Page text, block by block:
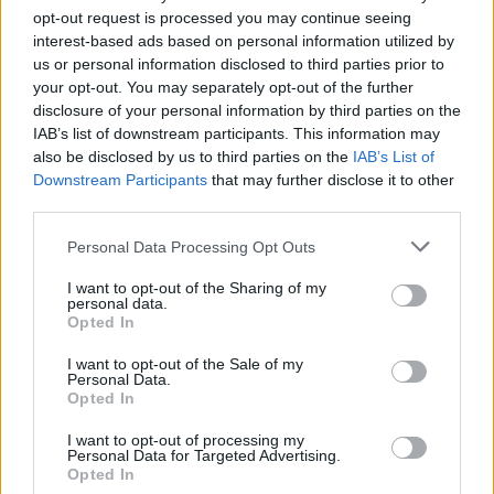
opt-out request is processed you may continue seeing
interest-based ads based on personal information utilized by
us or personal information disclosed to third parties prior to
your opt-out. You may separately opt-out of the further
disclosure of your personal information by third parties on the
IAB’s list of downstream participants. This information may
also be disclosed by us to third parties on the IAB’s List of
Downstream Participants that may further disclose it to other
Personal Data Processing Opt Outs
I want to opt-out of the Sharing of my
personal data.
Opted In
I want to opt-out of the Sale of my
Personal Data.
Opted In
I want to opt-out of processing my
Personal Data for Targeted Advertising.
Opted In
ΕΛΛΑΔΑ
Βουτιά έκανε το πραγματικό
εισόδημα των ελληνικών
νοικοκυριών
Μείωση 3,6% το πρώτο τρίμηνο του
2026, η χειρότερη επίδοση μεταξύ
21 χωρών μελών του ΟΟΣΑ.
Καθοριστική η υποχώρηση των
κοινωνικών παροχών και του
εισοδήματος από περιουσιακά
ΑΓΡΟΤΕΣ
για νέες διορθώσεις
Παράλληλα με τις Ενιαίες
Αιτήσεις Ενίσχυσης του 2026 τα
ΚΥΔ θα πρέπει να κάνουν και τις
διορθώσεις στις αιτήσεις του 2025
ΕΛΛΑΔΑ
Πήραν «φωτιά» καύσιμα, κρέας